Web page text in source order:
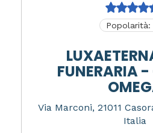
Popolarità:
FUNERARIA -
Via Marconi, 21011
Italia